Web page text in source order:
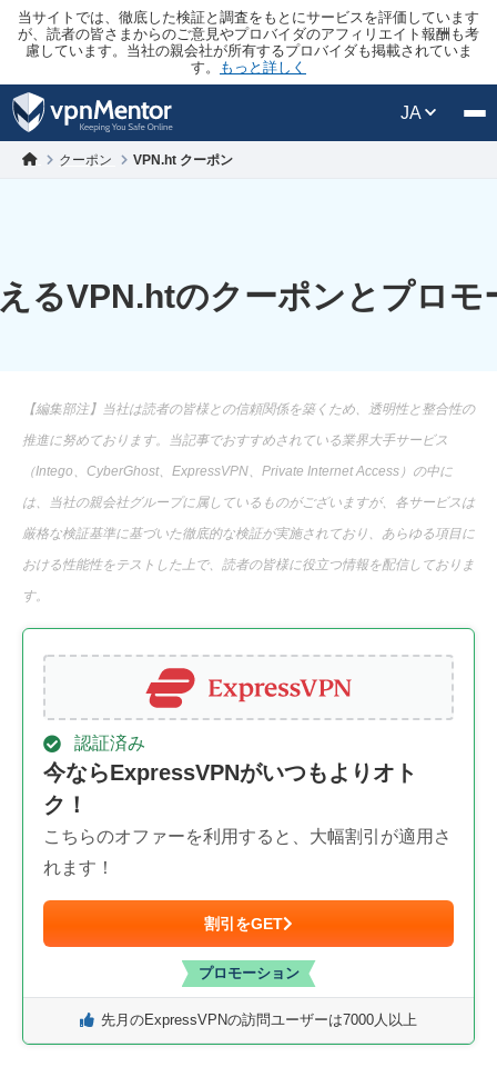
当サイトでは、徹底した検証と調査をもとにサービスを評価しています
が、読者の皆さまからのご意見やプロバイダのアフィリエイト報酬も考
慮しています。当社の親会社が所有するプロバイダも掲載されていま
す。
もっと詳しく
JA
クーポン VPN.ht クーポン
るVPN.htのクーポンとプロモ
【編集部注】当社は読者の皆様との信頼関係を築くため、透明性と整合性の
推進に努めております。当記事でおすすめされている業界大手サービス
（Intego、CyberGhost、ExpressVPN、Private Internet Access）の中に
は、当社の親会社グループに属しているものがございますが、各サービスは
厳格な検証基準に基づいた徹底的な検証が実施されており、あらゆる項目に
おける性能性をテストした上で、読者の皆様に役立つ情報を配信しておりま
す。
認証済み
今ならExpressVPNがいつもよりオト
ク！
こちらのオファーを利用すると、大幅割引が適用さ
れます！
割引をGET
プロモーション
先月のExpressVPNの訪問ユーザーは7000人以上